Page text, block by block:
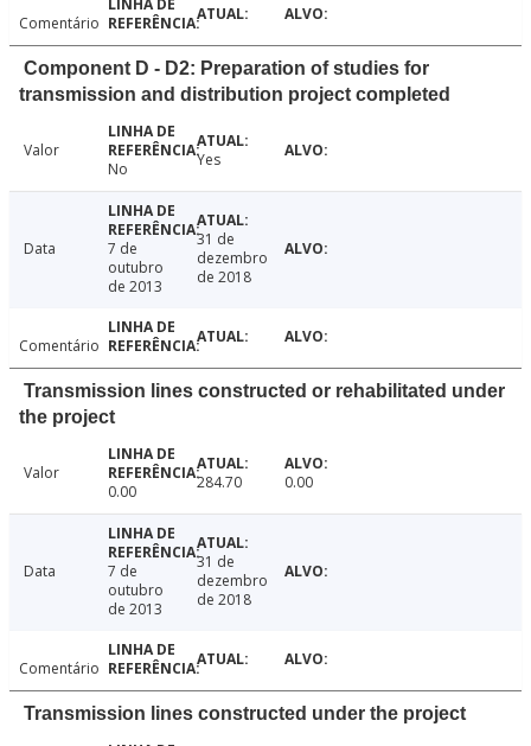
Comentário
Component D - D2: Preparation of studies for
transmission and distribution project completed
Valor
No
Yes
Data
7 de
outubro
de 2013
31 de
dezembro
de 2018
Comentário
Transmission lines constructed or rehabilitated under
the project
Valor
0.00
284.70 0.00
Data
7 de
outubro
de 2013
31 de
dezembro
de 2018
Comentário
Transmission lines constructed under the project